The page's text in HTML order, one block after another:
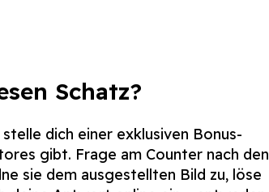
Schatz?
dich einer exklusiven Bonus-
gibt. Frage am Counter nach den
sie dem ausgestellten Bild zu, löse